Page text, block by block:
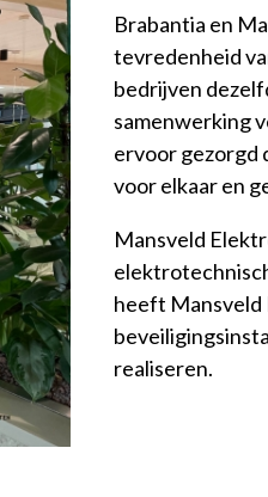
Brabantia en
tevredenheid
bedrijven
samenwerking
ervoor gezorgd
voor elkaar en
Mansveld
heeft Mansveld
realiseren.